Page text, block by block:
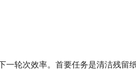
轮次效率。首要任务是清洁残留